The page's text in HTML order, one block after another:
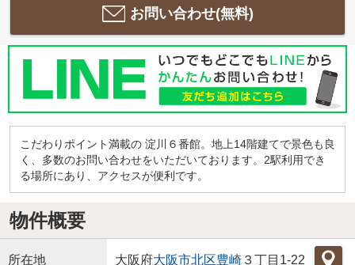
お問い合わせ(無料)
こだわりポイント満載の 淀川６番館。地上14階建てで景色も良
く、多数のお問い合わせをいただいております。2駅利用でき
る場所にあり、アクセスが便利です。
物件概要
所在地 大阪府大阪市北区豊崎３丁目1-22